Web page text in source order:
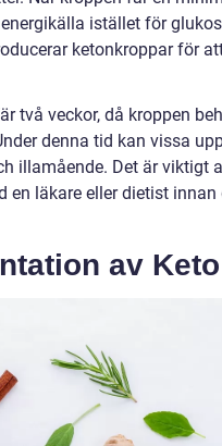
istället för
ketonkroppar för
två veckor, då kroppen
denna tid kan vissa
illamående. Det är viktigt
en läkare eller dietist
av